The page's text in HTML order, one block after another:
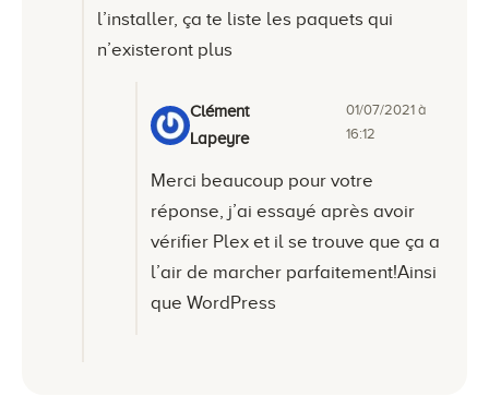
l’installer, ça te liste les paquets qui
n’existeront plus
Clément
Lapeyre
01/07/2021 à
16:12
Merci beaucoup pour votre
réponse, j’ai essayé après avoir
vérifier Plex et il se trouve que ça a
l’air de marcher parfaitement!Ainsi
que WordPress